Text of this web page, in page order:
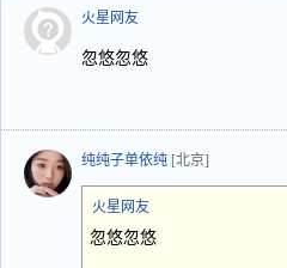
火星网友
忽悠忽悠
纯纯子单依纯 [北京]
火星网友
忽悠忽悠